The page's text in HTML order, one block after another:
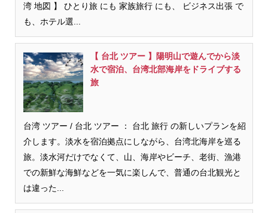
湾 地図 】 ひとり旅 にも 家族旅行 にも、 ビジネス出張 で
も、ホテル選...
【 台北 ツアー 】陽明山で遊んでから淡
水で宿泊、台湾北部海岸をドライブする
旅
台湾 ツアー / 台北 ツアー ： 台北 旅行 の新しいプランを紹
介します。淡水を宿泊拠点にしながら、台湾北海岸を巡る
旅。淡水河だけでなくて、山、海岸やビーチ、老街、漁港
での新鮮な海鮮などを一気に楽しんで、普通の台北観光と
は違った...